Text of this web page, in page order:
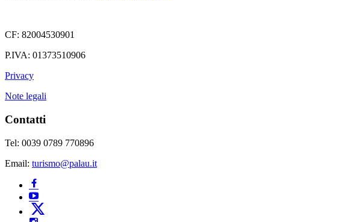
CF: 82004530901
P.IVA: 01373510906
Privacy
Note legali
Contatti
Tel: 0039 0789 770896
Email: turismo@palau.it